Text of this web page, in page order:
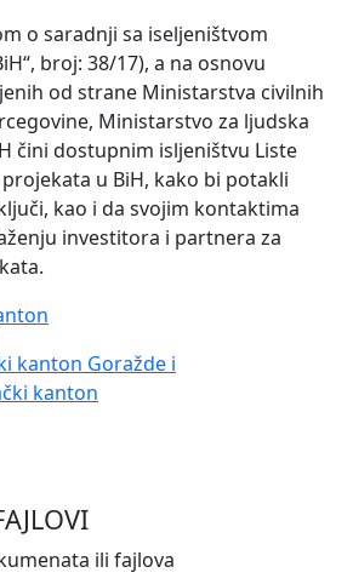
o saradnji sa iseljeništvom
broj: 38/17), a na osnovu
od strane Ministarstva civilnih
Ministarstvo za ljudska
čini dostupnim isljeništvu Liste
u BiH, kako bi potakli
kao i da svojim kontaktima
investitora i partnera za
kanton Goražde i
kanton
ili fajlova